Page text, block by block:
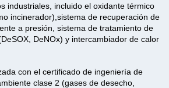
industriales, incluido el oxidante térmico
incinerador),sistema de recuperación de
a presión, sistema de tratamiento de
DeNOx) y intercambiador de calor
con el certificado de ingeniería de
clase 2 (gases de desecho,